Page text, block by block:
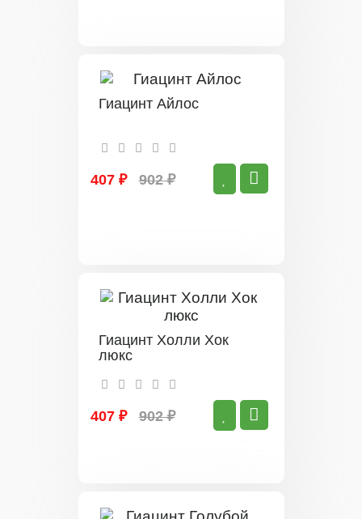
Гиацинт Айлос
407 ₽ 902 ₽
Гиацинт Холли Хок
люкс
407 ₽ 902 ₽